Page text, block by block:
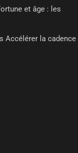
et âge : les
Accélérer la cadence